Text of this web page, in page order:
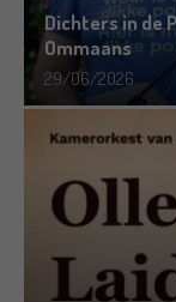
Dichters in de
Ommaans
29/06/2026